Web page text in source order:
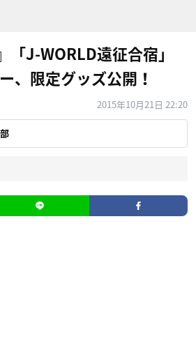
「J-WORLD遠征合宿」
、限定グッズ公開！
2015年10月21日 22:20